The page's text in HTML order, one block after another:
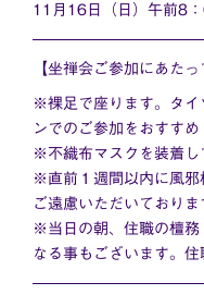
11月16日（日）午前8
【坐禅会ご参加にあたっ
※裸足で座ります。タイ
ンでのご参加をおすすめ
※不織布マスクを装着し
※直前１週間以内に風邪
ご遠慮いただいておりま
※当日の朝、住職の檀務
なる事もございます。